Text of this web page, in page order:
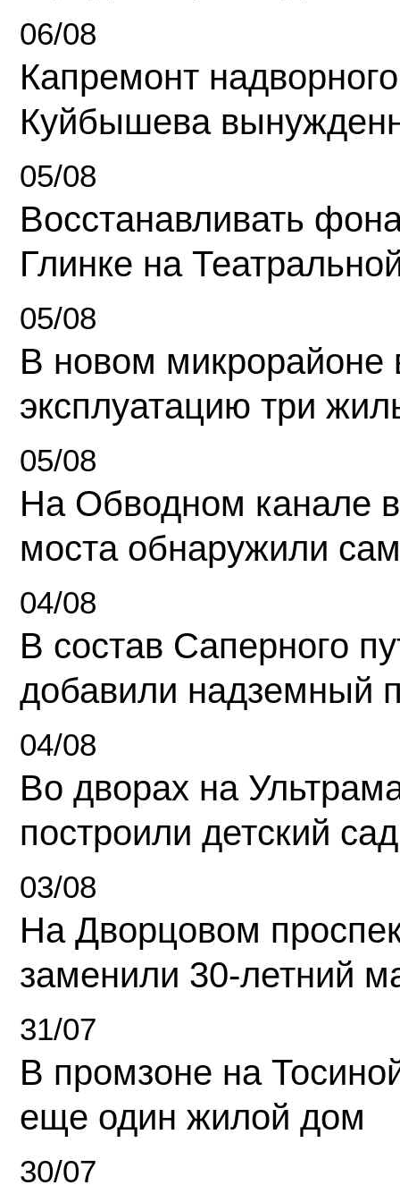
06/08
Капремонт
Куйбышева
05/08
Восстанавливать
Глинке на
05/08
В новом микрорайоне
эксплуатацию три
05/08
На Обводном канале
моста обнаружили
04/08
В состав Саперного
добавили надземный
04/08
Во дворах на
построили детский сад
03/08
На Дворцовом
заменили 30-летний
31/07
В промзоне на
еще один жилой дом
30/07